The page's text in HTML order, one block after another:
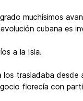
muchísimos
cubana es
a la Isla.
los trasladaba
florecía con